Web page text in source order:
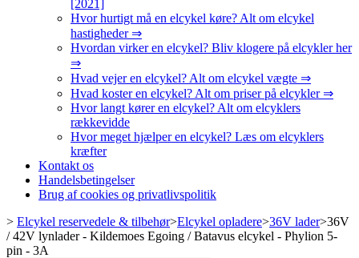
[2021]
Hvor hurtigt må en elcykel køre? Alt om elcykel
hastigheder ⇒
Hvordan virker en elcykel? Bliv klogere på elcykler her
⇒
Hvad vejer en elcykel? Alt om elcykel vægte ⇒
Hvad koster en elcykel? Alt om priser på elcykler ⇒
Hvor langt kører en elcykel? Alt om elcyklers
rækkevidde
Hvor meget hjælper en elcykel? Læs om elcyklers
kræfter
Kontakt os
Handelsbetingelser
Brug af cookies og privatlivspolitik
> Elcykel reservedele & tilbehør>Elcykel opladere>36V lader>36V
/ 42V lynlader - Kildemoes Egoing / Batavus elcykel - Phylion 5-
pin - 3A